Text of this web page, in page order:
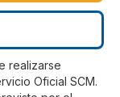
realizarse
Oficial SCM.